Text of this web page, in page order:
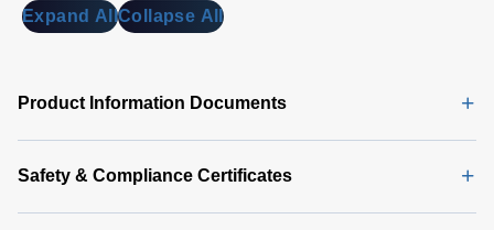
peak. Models with AC or DC input options are
Expand AllCollapse All
Product Information Documents
Safety & Compliance Certificates